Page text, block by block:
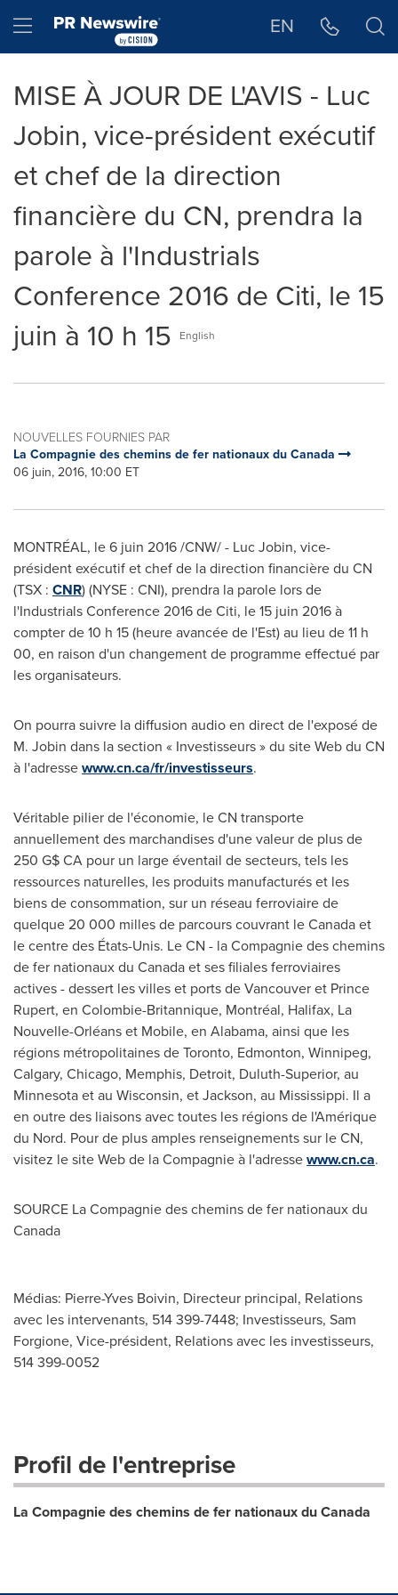
Hamburger menu EN
MISE À JOUR DE L'AVIS - Luc
Jobin, vice-président exécutif
et chef de la direction
financière du CN, prendra la
parole à l'Industrials
Conference 2016 de Citi, le 15
juin à 10 h 15
English
NOUVELLES FOURNIES PAR
La Compagnie des chemins de fer nationaux du Canada
06 juin, 2016, 10:00 ET
MONTRÉAL, le 6 juin 2016 /CNW/ - Luc Jobin, vice-
président exécutif et chef de la direction financière du CN
(TSX : CNR) (NYSE : CNI), prendra la parole lors de
l'Industrials Conference 2016 de Citi, le 15 juin 2016 à
compter de 10 h 15 (heure avancée de l'Est) au lieu de 11 h
00, en raison d'un changement de programme effectué par
les organisateurs.
On pourra suivre la diffusion audio en direct de l'exposé de
M. Jobin dans la section « Investisseurs » du site Web du CN
à l'adressewww.cn.ca/fr/investisseurs.
Véritable pilier de l'économie, le CN transporte
annuellement des marchandises d'une valeur de plus de
250 G$ CA pour un large éventail de secteurs, tels les
ressources naturelles, les produits manufacturés et les
biens de consommation, sur un réseau ferroviaire de
quelque 20 000 milles de parcours couvrant leCanadaet
le centre des États-Unis. Le CN - la Compagnie des chemins
de fer nationaux du Canadaet ses filiales ferroviaires
actives - dessert les villes et ports deVancouveret Prince
Rupert, en Colombie-Britannique, Montréal, Halifax, La
Nouvelle-Orléans et Mobile, en Alabama, ainsi que les
régions métropolitaines deToronto, Edmonton, Winnipeg,
Calgary, Chicago, Memphis, Detroit, Duluth-Superior, au
Minnesotaet au Wisconsin, et Jackson, au Mississippi. Il a
en outre des liaisons avec toutes les régions de l'Amérique
du Nord. Pour de plus amples renseignements sur le CN,
visitez le site Web de la Compagnie à l'adressewww.cn.ca.
SOURCE La Compagnie des chemins de fer nationaux du
Canada
Médias: Pierre-Yves Boivin, Directeur principal, Relations
avec les intervenants, 514 399-7448; Investisseurs, Sam
Forgione, Vice-président, Relations avec les investisseurs,
514 399-0052
Profil de l'entreprise
La Compagnie des chemins de fer nationaux du Canada